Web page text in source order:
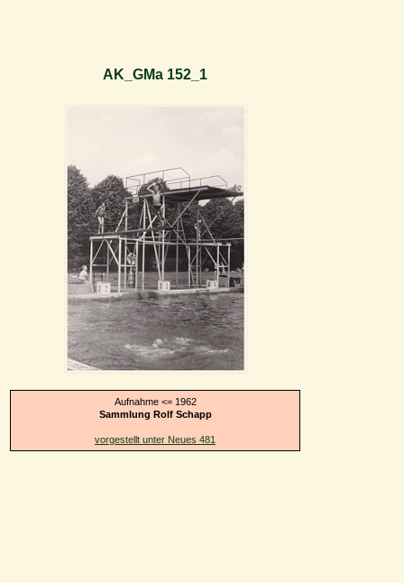
AK_GMa 152_1
Aufnahme <= 1962
Sammlung Rolf Schapp
vorgestellt unter Neues 481